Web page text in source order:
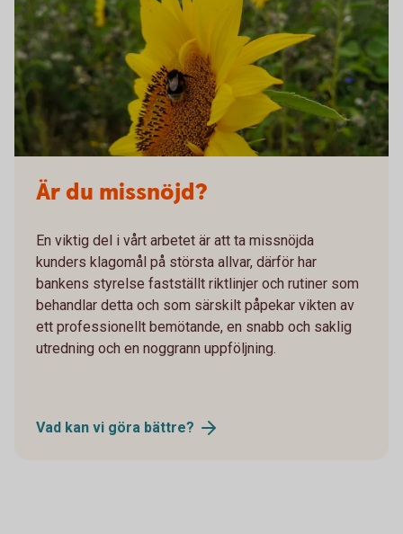
Är du missnöjd?
En viktig del i vårt arbetet är att ta missnöjda
kunders klagomål på största allvar, därför har
bankens styrelse fastställt riktlinjer och rutiner som
behandlar detta och som särskilt påpekar vikten av
ett professionellt bemötande, en snabb och saklig
utredning och en noggrann uppföljning.
Vad kan vi göra bättre?